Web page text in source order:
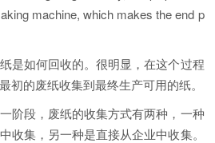
machine, which makes the end p
是如何回收的。很明显，在这个过程
初的废纸收集到最终生产可用的纸。
阶段，废纸的收集方式有两种，一种
收集，另一种是直接从企业中收集。